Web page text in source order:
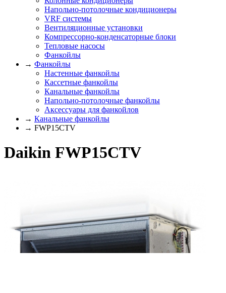
Напольно-потолочные кондиционеры
VRF системы
Вентиляционные установки
Компрессорно-конденсаторные блоки
Тепловые насосы
Фанкойлы
→ Фанкойлы
Настенные фанкойлы
Кассетные фанкойлы
Канальные фанкойлы
Напольно-потолочные фанкойлы
Аксессуары для фанкойлов
→ Канальные фанкойлы
→ FWP15CTV
Daikin FWP15CTV